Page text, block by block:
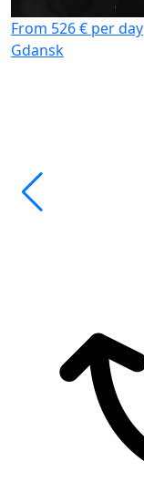
From 526 € per day
Gdansk